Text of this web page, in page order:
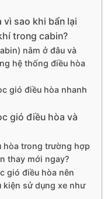
vì sao khi bẩn lại
trong cabin?
nằm ở đâu và
hệ thống điều hòa
gió điều hòa nhanh
gió điều hòa và
hòa trong trường hợp
thay mới ngay?
gió điều hòa nên
sử dụng xe như